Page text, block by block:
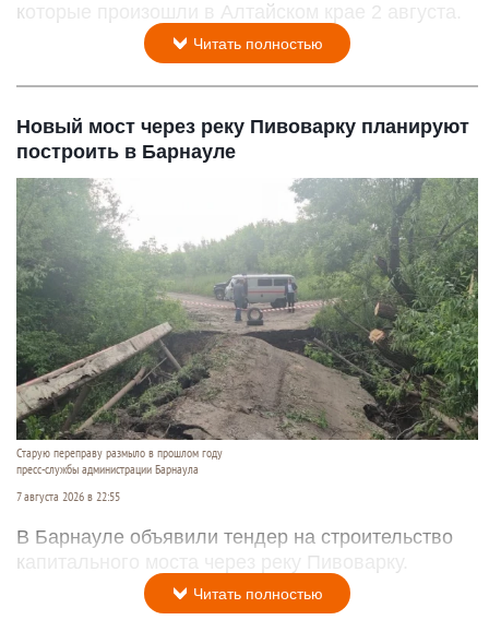
которые произошли в Алтайском крае 2 августа.
Читать полностью
Новый мост через реку Пивоварку планируют
построить в Барнауле
Старую переправу размыло в прошлом году
пресс-службы администрации Барнаула
7 августа 2026 в 22:55
В Барнауле объявили тендер на строительство
капитального моста через реку Пивоварку.
Читать полностью